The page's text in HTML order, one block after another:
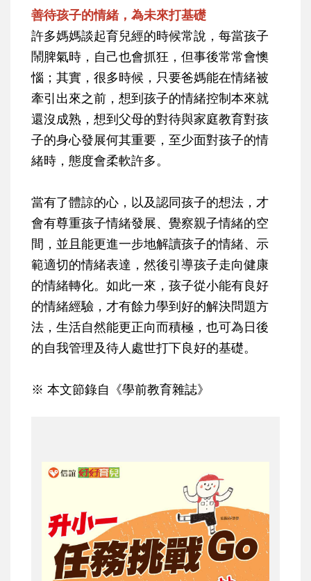
善待孩子的情緒，為未來打基礎
許多媽媽談起育兒經的時候常說，每當孩子
鬧脾氣時，自己也會抓狂，但事後常常會懊
惱；其實，很多時候，只要爸媽能在情緒被
牽引出來之前，想到孩子的情緒控制本來就
還沒成熟，想到父母的對待與家庭教育對孩
子的身心發展何其重要，至少面對孩子的情
緒時，態度會柔軟許多。
當有了體諒的心，以及認同孩子的想法，才
會有尊重孩子情緒發展、覺察親子情緒的空
間，並且能更進一步地解讀孩子的情緒、示
範適切的情緒表達，然後引導孩子走向健康
的情緒轉化。如此一來，孩子從小能有良好
的情緒經驗，才有餘力學到好的解決問題方
法，生活自然能更正向而積極，也可為日後
的自我管理及待人處世打下良好的基礎。
※ 本文節錄自《學前教育雜誌》